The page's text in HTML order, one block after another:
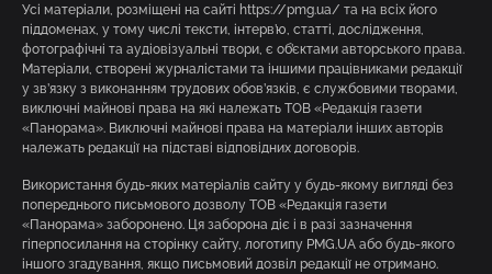
Усі матеріали, розміщені на сайті https://pmg.ua/ та на всіх його
піддоменах, у тому числі тексти, інтерв’ю, статті, дослідження,
фотографічні та аудіовізуальні твори, є об’єктами авторського права.
Матеріали, створені журналістами та іншими працівниками редакції
у зв’язку з виконанням трудових обов’язків, є службовими творами,
виключні майнові права на які належать ТОВ «Редакція газети
«Панорама». Виключні майнові права на матеріали інших авторів
належать редакції на підставі відповідних договорів.
Використання будь-яких матеріалів сайту у будь-якому вигляді без
попереднього письмового дозволу ТОВ «Редакція газети
«Панорама» заборонено. Ця заборона діє і в разі зазначення
гіперпосилання на сторінку сайту, логотипу PMG.UA або будь-якого
іншого згадування, якщо письмовий дозвіл редакції не отримано.